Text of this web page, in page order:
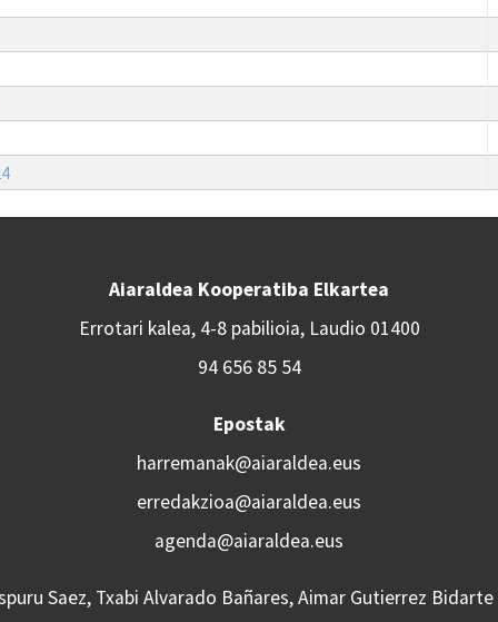
Aiaraldea Kooperatiba Elkartea
Errotari kalea, 4-8 pabilioia, Laudio 01400
94 656 85 54
Epostak
harremanak@aiaraldea.eus
erredakzioa@aiaraldea.eus
agenda@aiaraldea.eus
Saez, Txabi Alvarado Bañares, Aimar Gutierrez